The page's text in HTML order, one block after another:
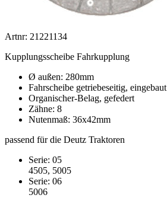
Artnr: 21221134
Kupplungsscheibe Fahrkupplung
Ø außen: 280mm
Fahrscheibe getriebeseitig, eingebaut
Organischer-Belag, gefedert
Zähne: 8
Nutenmaß: 36x42mm
passend für die Deutz Traktoren
Serie: 05
4505, 5005
Serie: 06
5006